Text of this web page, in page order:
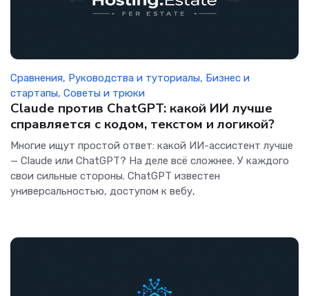
Сравнения, Руководства и туториалы, Бизнес и
стартапы, Советы и трюки
Claude против ChatGPT: какой ИИ лучше
справляется с кодом, текстом и логикой?
Многие ищут простой ответ: какой ИИ-ассистент лучше
— Claude или ChatGPT? На деле всё сложнее. У каждого
свои сильные стороны. ChatGPT известен
универсальностью, доступом к вебу,